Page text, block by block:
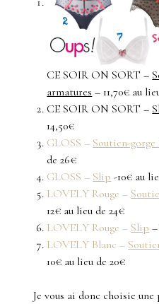
CE SOIR ON SORT –
armatures – 11,70€ au
CE SOIR ON SORT –
14,50€
GLOSS – Soutien-gorge
de 26€
GLOSS – Slip -10€ au
LOVELY Rouge –
12€ au lieu de 24€
LOVELY Rouge – Slip
LOVELY Blanc –
10€ au lieu de 20€
Je vous ai donc choisie